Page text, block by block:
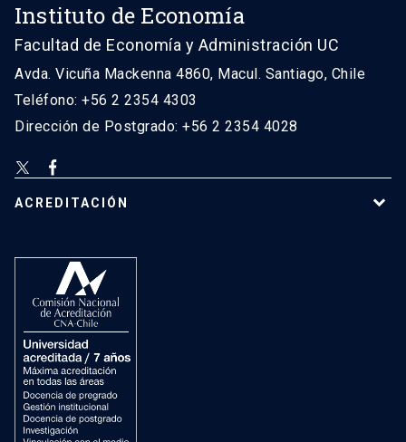
Instituto de Economía
Facultad de Economía y Administración UC
Avda. Vicuña Mackenna 4860, Macul. Santiago, Chile
Teléfono: +56 2 2354 4303
Dirección de Postgrado: +56 2 2354 4028
ACREDITACIÓN